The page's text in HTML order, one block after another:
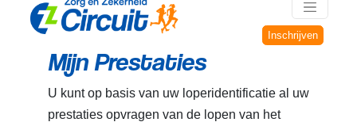
Inschrijven
Mijn Prestaties
U kunt op basis van uw loperidentificatie al uw
prestaties opvragen van de lopen van het